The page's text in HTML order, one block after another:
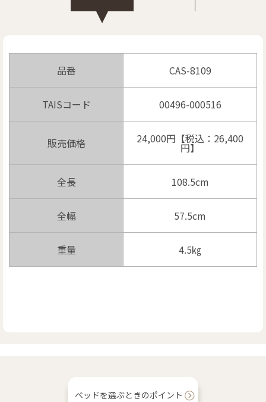
品番 CAS-8109
TAISコード 00496-000516
販売価格 24,000円【税込：26,400
円】
全長 108.5cm
全幅 57.5cm
重量 4.5㎏
ベッドを選ぶときのポイント